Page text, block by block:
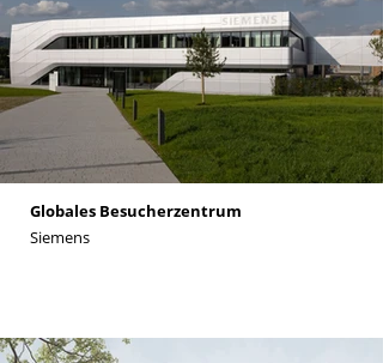
Globales Besucherzentrum
Siemens